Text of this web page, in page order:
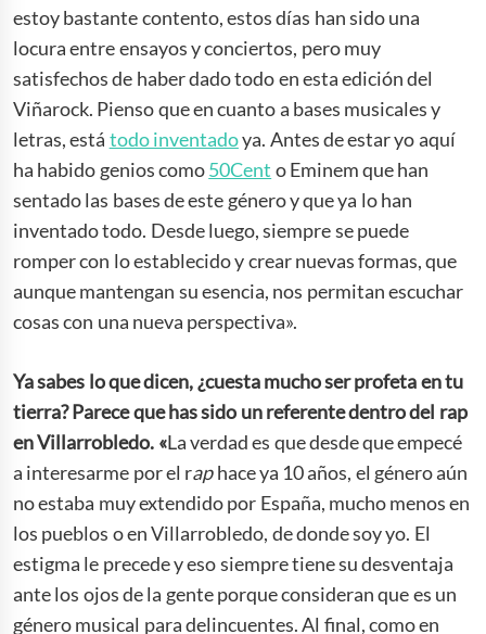
estoy bastante contento, estos días han sido una
locura entre ensayos y conciertos, pero muy
satisfechos de haber dado todo en esta edición del
Viñarock. Pienso que en cuanto a bases musicales y
letras, está todo inventadoya. Antes de estar yo aquí
ha habido genios como50Cent o Eminem que han
sentado las bases de este género y que ya lo han
inventado todo. Desde luego, siempre se puede
romper con lo establecido y crear nuevas formas, que
aunque mantengan su esencia, nos permitan escuchar
cosas con una nueva perspectiva».
Yasabes lo que dicen, ¿cuesta mucho ser profeta en tu
tierra? Parece que has sido un referente dentro del rap
en Villarrobledo. «La verdad es que desde que empecé
a interesarme por el raphace ya 10 años, el género aún
no estaba muy extendido por España, mucho menos en
los pueblos o en Villarrobledo, de donde soy yo. El
estigma le precede y eso siempre tiene su desventaja
ante los ojos de la gente porque consideran que es un
género musical para delincuentes. Al final, como en